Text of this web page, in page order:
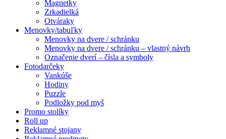
Magnetky
Zrkadielká
Otváraky
Menovky/tabuľky
Menovky na dvere / schránku
Menovky na dvere / schránku – vlastný návrh
Označenie dverí – čísla a symboly
Fotodarčeky
Vankúše
Hodiny
Puzzle
Podložky pod myš
Promo stolíky
Roll up
Reklamné stojany